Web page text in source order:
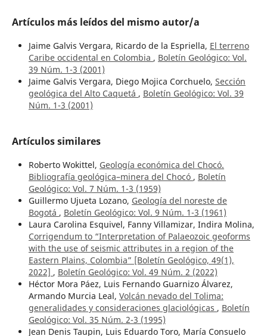
Artículos más leídos del mismo autor/a
Jaime Galvis Vergara, Ricardo de la Espriella, El terreno
Caribe occidental en Colombia , Boletín Geológico: Vol.
39 Núm. 1-3 (2001)
Jaime Galvis Vergara, Diego Mojica Corchuelo, Sección
geológica del Alto Caquetá , Boletín Geológico: Vol. 39
Núm. 1-3 (2001)
Artículos similares
Roberto Wokittel, Geología económica del Chocó.
Bibliografía geológica–minera del Chocó , Boletín
Geológico: Vol. 7 Núm. 1-3 (1959)
Guillermo Ujueta Lozano, Geología del noreste de
Bogotá , Boletín Geológico: Vol. 9 Núm. 1-3 (1961)
Laura Carolina Esquivel, Fanny Villamizar, Indira Molina,
Corrigendum to “Interpretation of Palaeozoic geoforms
with the use of seismic attributes in a region of the
Eastern Plains, Colombia” [Boletín Geológico, 49(1),
2022] , Boletín Geológico: Vol. 49 Núm. 2 (2022)
Héctor Mora Páez, Luis Fernando Guarnizo Álvarez,
Armando Murcia Leal, Volcán nevado del Tolima:
generalidades y consideraciones glaciológicas , Boletín
Geológico: Vol. 35 Núm. 2-3 (1995)
Jean Denis Taupin, Luis Eduardo Toro, María Consuelo